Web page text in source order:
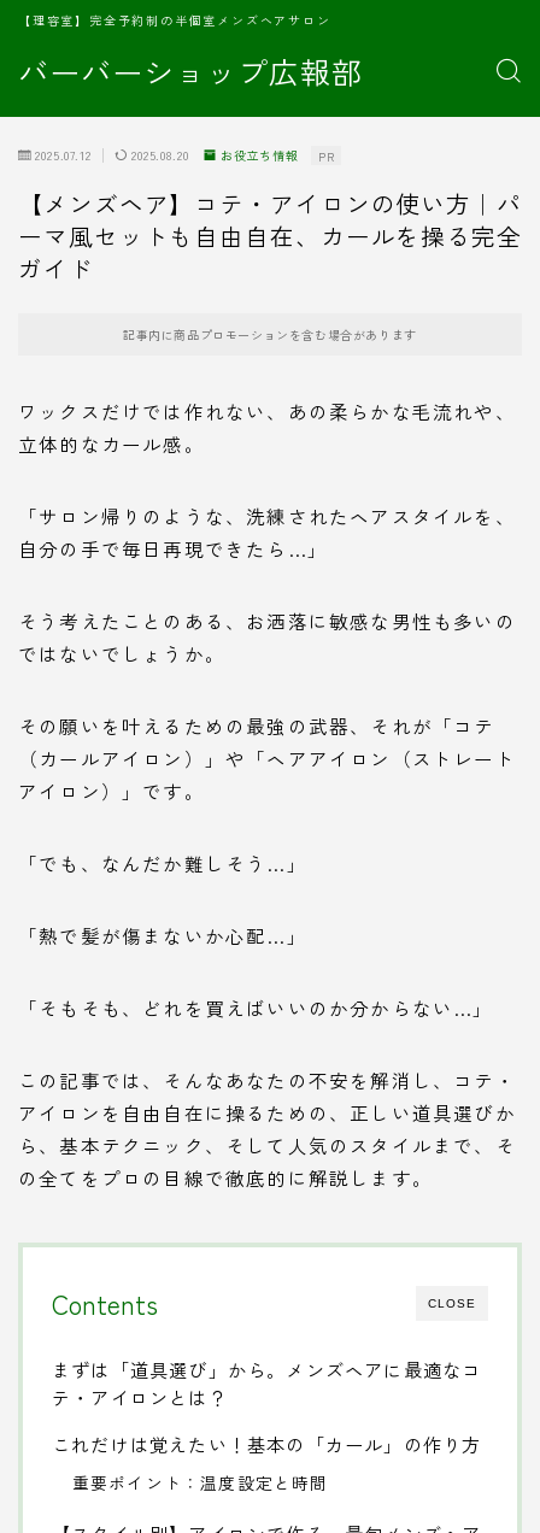
バーバーショップ広報部
【理容室】完全予約制の半個室メンズヘアサロン
2025.07.12 2025.08.20 お役立ち情報 PR
【メンズヘア】コテ・アイロンの使い方｜パ
ーマ風セットも自由自在、カールを操る完全
ガイド
記事内に商品プロモーションを含む場合があります
ワックスだけでは作れない、あの柔らかな毛流れや、
立体的なカール感。
「サロン帰りのような、洗練されたヘアスタイルを、
自分の手で毎日再現できたら…」
そう考えたことのある、お洒落に敏感な男性も多いの
ではないでしょうか。
その願いを叶えるための最強の武器、それが「コテ
（カールアイロン）」や「ヘアアイロン（ストレート
アイロン）」です。
「でも、なんだか難しそう…」
「熱で髪が傷まないか心配…」
「そもそも、どれを買えばいいのか分からない…」
この記事では、そんなあなたの不安を解消し、コテ・
アイロンを自由自在に操るための、正しい道具選びか
ら、基本テクニック、そして人気のスタイルまで、そ
の全てをプロの目線で徹底的に解説します。
CLOSE
Contents
まずは「道具選び」から。メンズヘアに最適なコ
テ・アイロンとは？
これだけは覚えたい！基本の「カール」の作り方
重要ポイント：温度設定と時間